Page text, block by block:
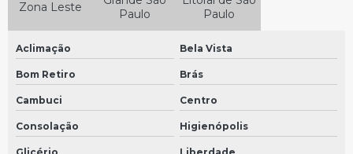
Painel de instrumentos velocimetro
Bomba dosadora em São Bernardo do Campo
Bomba dosadora em São Paulo
Painel volks
Zona Leste
Paulo
Paulo
Aclimação Bela Vista
Bom Retiro Brás
Cambuci Centro
Consolação Higienópolis